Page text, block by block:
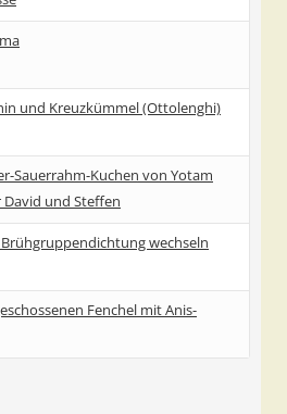
und Kreuzkümmel (Ottolenghi)
Sauerrahm-Kuchen von Yotam
und Steffen
Brühgruppendichtung wechseln
Fenchel mit Anis-